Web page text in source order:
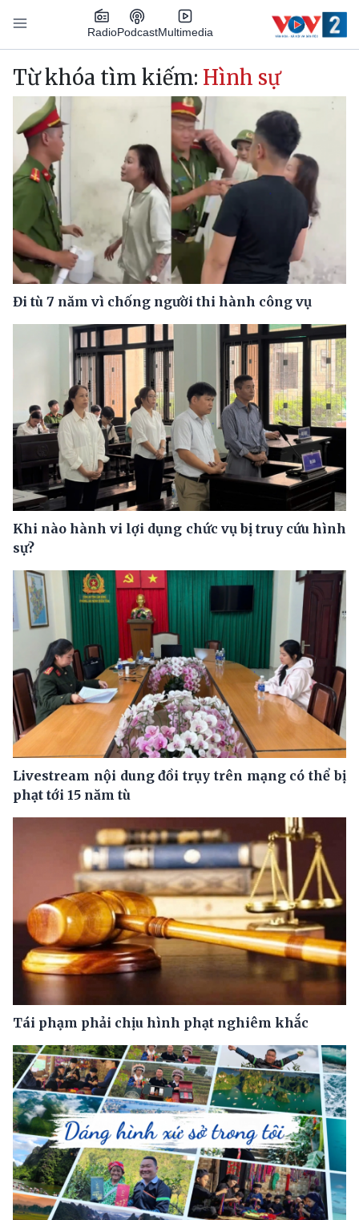
Nhảy đến nội dung
RadioPodcastMultimedia
Main navigation
Từ khóa tìm kiếm: Hình sự
Đi tù 7 năm vì chống người thi hành công vụ
Khi nào hành vi lợi dụng chức vụ bị truy cứu hình
sự?
Livestream nội dung đồi trụy trên mạng có thể bị
phạt tới 15 năm tù
Tái phạm phải chịu hình phạt nghiêm khắc